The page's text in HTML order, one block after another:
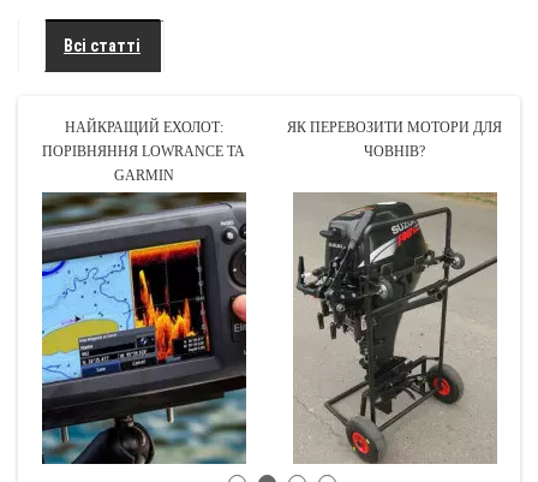
Всі статті
НАЙКРАЩИЙ ЕХОЛОТ:
ПОРІВНЯННЯ LOWRANCE ТА
GARMIN
ЯК ПЕРЕВОЗИТИ МОТОРИ ДЛЯ
ЧОВНІВ?